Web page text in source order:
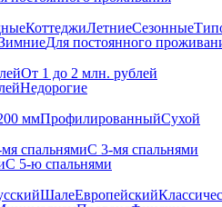
КоттеджиЛетниеСезонные
Для постоянного
От 1 до 2 млн. рублей
Недорогие
ммПрофилированныйСухой
спальнямиС 3-мя спальнями
С 5-ю спальнями
ШалеЕвропейский